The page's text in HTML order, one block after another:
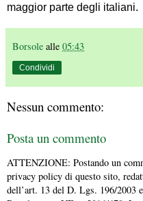
maggior parte degli italiani.
Borsole alle 05:43
Condividi
Nessun commento:
Posta un commento
ATTENZIONE: Postando un
privacy policy di questo sito,
dell’art. 13 del D. Lgs. 196/2003